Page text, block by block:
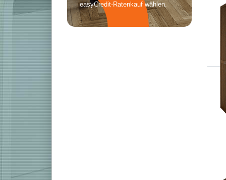
Kawai NV-5s
Kawai NV-10s
Kawai ATX 3